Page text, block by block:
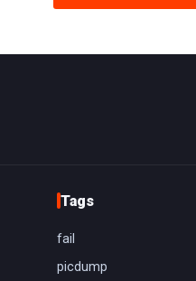
Tags
fail
picdump